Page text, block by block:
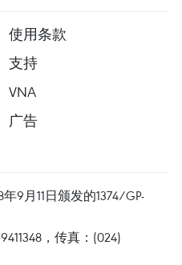
使用条款
支持
VNA
广告
9月11日颁发的1374/GP-
，传真：(024)